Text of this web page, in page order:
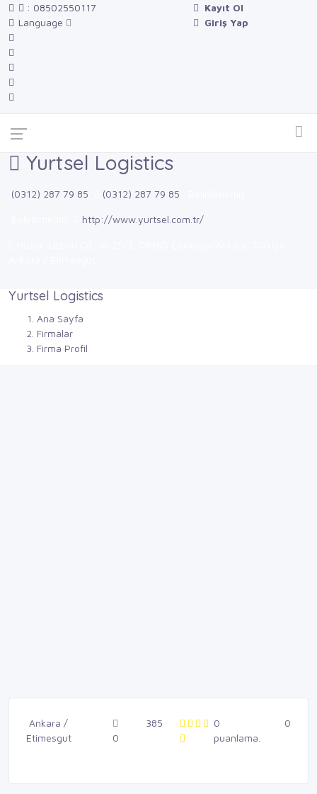
: 08502550117
Language
Kayıt Ol
Giriş Yap
Yurtsel Logistics
(0312) 287 79 85 (0312) 287 79 85
http://www.yurtsel.com.tr/
Yurtsel Logistics
Ana Sayfa
Firmalar
Firma Profil
Ankara /
Etimesgut
0
385
0
puanlama.
0